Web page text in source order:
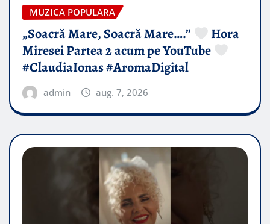
MUZICA POPULARA
„Soacră Mare, Soacră Mare….”
Hora
Miresei Partea 2 acum pe YouTube
#ClaudiaIonas #AromaDigital
admin aug. 7, 2026